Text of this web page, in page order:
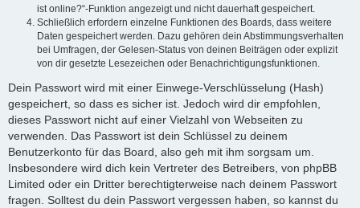
ist online?“-Funktion angezeigt und nicht dauerhaft gespeichert.
Schließlich erfordern einzelne Funktionen des Boards, dass weitere
Daten gespeichert werden. Dazu gehören dein Abstimmungsverhalten
bei Umfragen, der Gelesen-Status von deinen Beiträgen oder explizit
von dir gesetzte Lesezeichen oder Benachrichtigungsfunktionen.
Dein Passwort wird mit einer Einwege-Verschlüsselung (Hash)
gespeichert, so dass es sicher ist. Jedoch wird dir empfohlen,
dieses Passwort nicht auf einer Vielzahl von Webseiten zu
verwenden. Das Passwort ist dein Schlüssel zu deinem
Benutzerkonto für das Board, also geh mit ihm sorgsam um.
Insbesondere wird dich kein Vertreter des Betreibers, von phpBB
Limited oder ein Dritter berechtigterweise nach deinem Passwort
fragen. Solltest du dein Passwort vergessen haben, so kannst du